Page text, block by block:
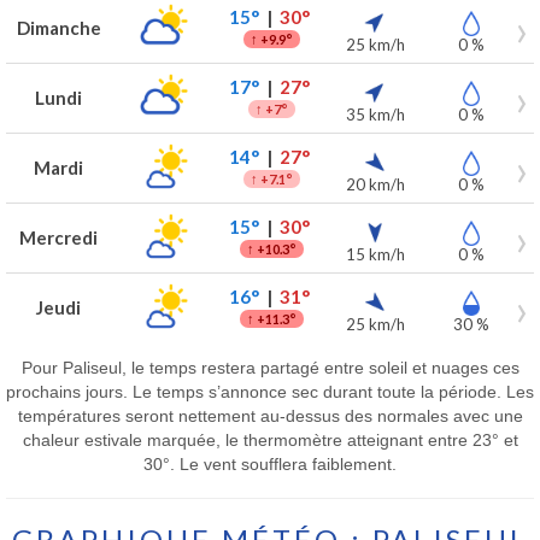
Dimanche 15°| 30°
↑ +9.9° 25 km/h 0 %
Lundi 17°| 27°
↑ +7° 35 km/h 0 %
Mardi 14°| 27°
↑ +7.1° 20 km/h 0 %
Mercredi 15°| 30°
↑ +10.3° 15 km/h 0 %
Jeudi 16°| 31°
↑ +11.3° 25 km/h 30 %
Pour Paliseul, le temps restera partagé entre soleil et nuages ces
prochains jours. Le temps s’annonce sec durant toute la période. Les
températures seront nettement au-dessus des normales avec une
chaleur estivale marquée, le thermomètre atteignant entre 23° et
30°. Le vent soufflera faiblement.